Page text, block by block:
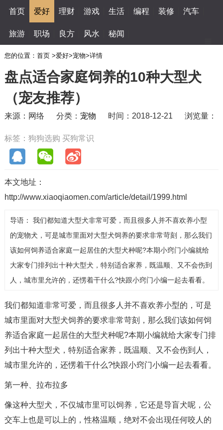
首页 爱好 理财 游戏 生活 编程 装修 汽车
旅游 职场 良方 风水 秘闻
您的位置： 首页 >爱好>宠物>详情
盘点适合家庭饲养的10种大型犬
（宠友推荐）
来源：网络 分类： 宠物 时间：2018-12-21 浏览量：
标签： 狗狗选购 买狗常识
本文地址：
http://www.xiaoqiaomen.com/article/detail/1999.html
导语： 我们都知道大型犬非常可爱，而且很多人并不喜欢养小型
的宠物犬，可是城市里面对大型犬饲养的要求非常苛刻，那么我们
该如何饲养适合家庭一起居住的大型犬种呢?本期小窍门小编就给
大家专门排列出十种大型犬，特别适合家养，既温顺、又不会伤到
人，城市里允许的，还愣着干什么?快跟小窍门小编一起去看看。
我们都知道非常可爱，而且很多人并不喜欢养小型的，可是
城市里面对大型犬饲养的要求非常苛刻，那么我们该如何饲
养适合家庭一起居住的大型犬种呢?本期小编就给大家专门排
列出十种大型犬，特别适合家养，既温顺、又不会伤到人，
城市里允许的，还愣着干什么?快跟小窍门小编一起去看看。
第一种、拉布拉多
像这种大型犬，不仅城市里可以饲养，它还是导盲犬呢，公
交车上也是可以上的，性格温顺，绝对不会出现任何咬人的